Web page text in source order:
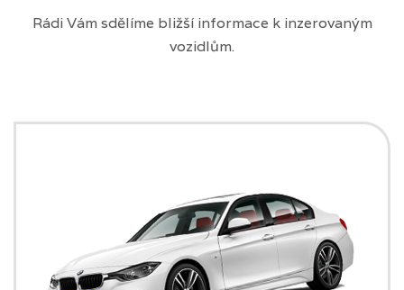
Rádi Vám sdělíme bližší informace k inzerovaným
vozidlům.